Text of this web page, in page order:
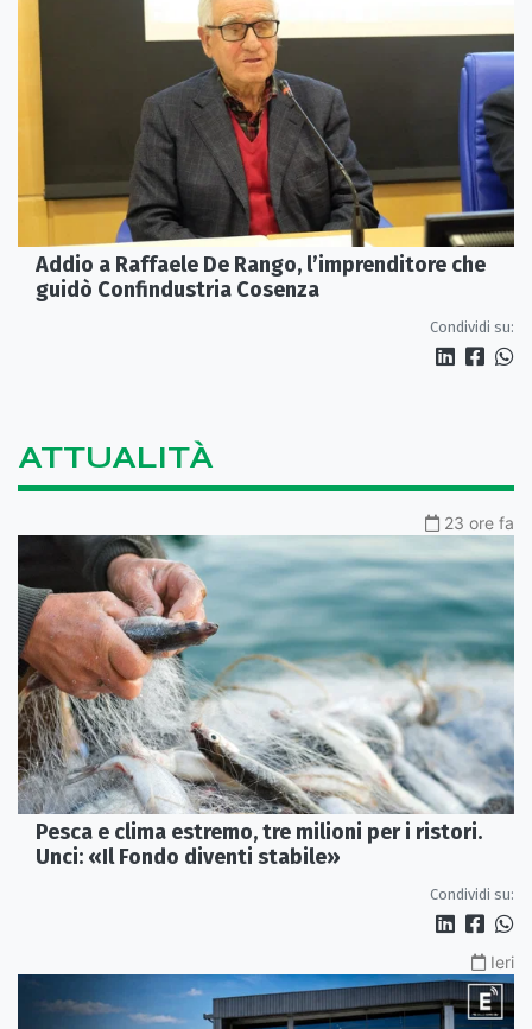
Addio a Raffaele De Rango, l’imprenditore che
guidò Confindustria Cosenza
Condividi su:
ATTUALITÀ
23 ore fa
Pesca e clima estremo, tre milioni per i ristori.
Unci: «Il Fondo diventi stabile»
Condividi su:
Ieri